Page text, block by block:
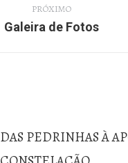
anterior:
PRÓXIMO
Próximo
Galeira de Fotos
DAS PEDRINHAS À